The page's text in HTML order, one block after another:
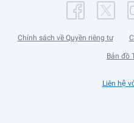
Chính sách về Quyền riêng tư
Bản đồ
Liên hệ